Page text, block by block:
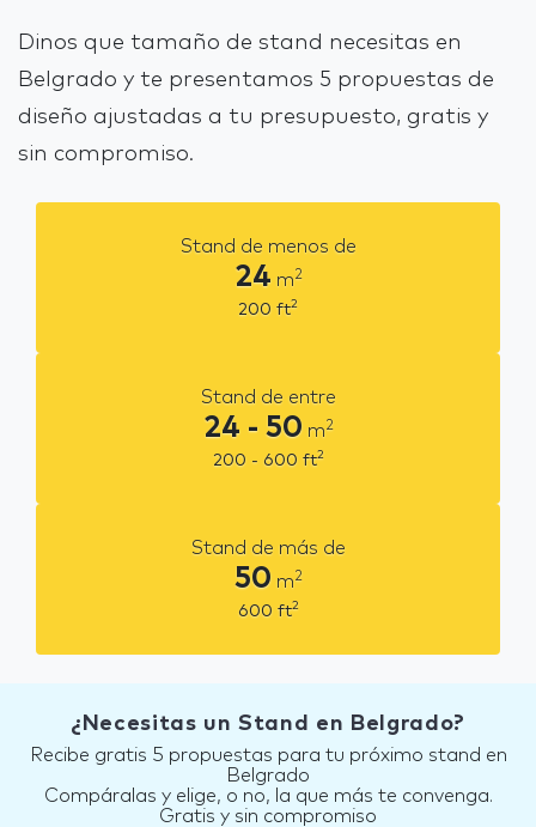
Dinos que tamaño de stand necesitas en
Belgrado y te presentamos 5 propuestas de
diseño ajustadas a tu presupuesto, gratis y
sin compromiso.
Stand de menos de
24 m2
200 ft2
Stand de entre
24 - 50 m2
200 - 600 ft2
Stand de más de
50 m2
600 ft2
¿Necesitas un Stand en Belgrado?
Recibe gratis 5 propuestas para tu próximo stand en
Belgrado
Compáralas y elige, o no, la que más te convenga.
Gratis y sin compromiso